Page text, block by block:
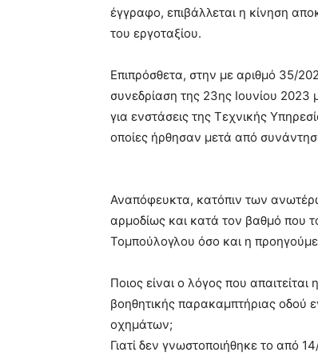
έγγραφο, επιβάλλεται η κίνηση
του εργοταξίου.
Επιπρόσθετα, στην με αριθμό 35/
συνεδρίαση της 23ης Ιουνίου 2023
για ενστάσεις της Τεχνικής
οποίες ήρθησαν μετά από
Αναπόφευκτα, κατόπιν των
αρμοδίως και κατά τον βαθμό που
Τομπούλογλου όσο και η
Ποιος είναι ο λόγος που
βοηθητικής παρακαμπτήριας οδού
οχημάτων;
Γιατί δεν γνωστοποιήθηκε το από